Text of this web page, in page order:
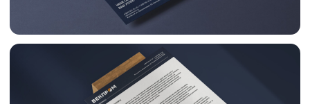
укреплять связь бренда с аудиторией,
повышать лояльность потребителей и
усиливать узнаваемость марки. От
концептуализации идеи до финального
воплощения, каждый этап включает
тщательную проработку дизайна,
материалов и функционала продукции.